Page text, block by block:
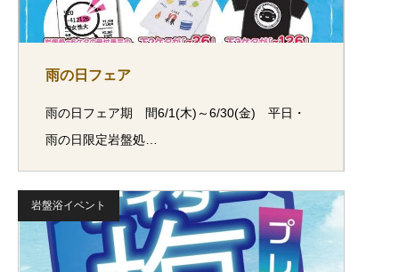
雨の日フェア
雨の日フェア期 間6/1(木)～6/30(金) 平日・
雨の日限定岩盤処…
岩盤浴イベント